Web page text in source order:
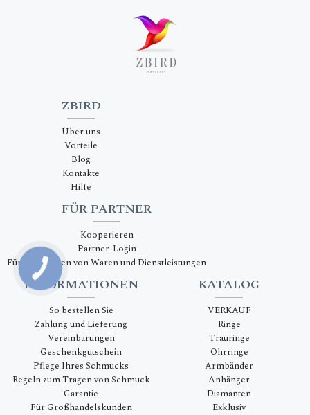
ZBIRD
Über uns
Vorteile
Blog
Kontakte
Hilfe
KATALOG
VERKAUF
Ringe
Trauringe
Ohrringe
Armbänder
Anhänger
Diamanten
Exklusiv
INFORMATIONEN
So bestellen Sie
Zahlung und Lieferung
Vereinbarungen
Geschenkgutschein
Pflege Ihres Schmucks
Regeln zum Tragen von Schmuck
Garantie
Für Großhandelskunden
FÜR PARTNER
Kooperieren
Partner-Login
Für Lieferanten von Waren und Dienstleistungen